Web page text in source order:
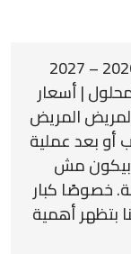
🏥 تمريض منزلي تركيب كانيولا لعام 2026 – 2027
| أسعار
المريض المريض
بعد عملية
بيكون مش
خصوصًا كبار
بتظهر أهمية